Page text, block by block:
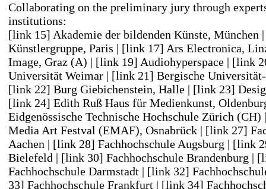
Collaborating on the preliminary jury through
institutions:
[link 15] Akademie der bildenden Künste, München
Künstlergruppe, Paris | [link 17] Ars Electronica,
Image, Graz (A) | [link 19] Audiohyperspace | [link
Universität Weimar | [link 21] Bergische
[link 22] Burg Giebichenstein, Halle | [link 23]
[link 24] Edith Ruß Haus für Medienkunst,
Eidgenössische Technische Hochschule Zürich (CH)
Media Art Festval (EMAF), Osnabrück | [link 27]
Aachen | [link 28] Fachhochschule Augsburg | [link
Bielefeld | [link 30] Fachhochschule Brandenburg |
Fachhochschule Darmstadt | [link 32]
33] Fachhochschule Frankfurt | [link 34]